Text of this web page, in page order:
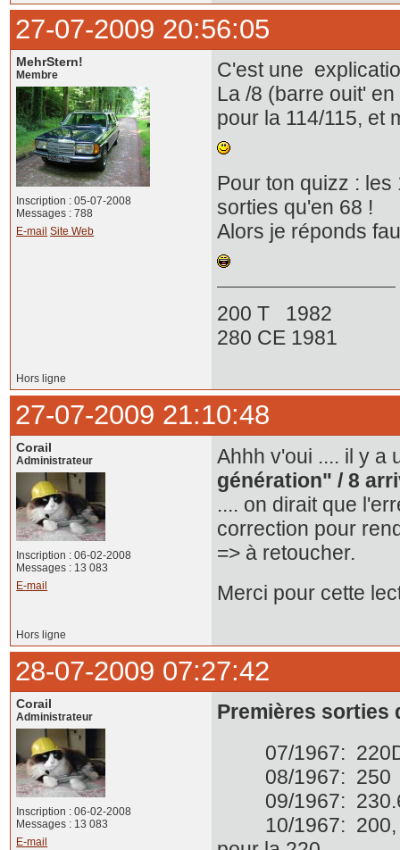
27-07-2009 20:56:05
MehrStern!
Membre
Inscription : 05-07-2008
Messages : 788
E-mail Site Web
C'est une
La /8 (barre ouit'
pour la 114/115, et
Pour ton quizz :
sorties qu'en 68 !
Alors je réponds
200 T 1982
280 CE 1981
Hors ligne
27-07-2009 21:10:48
Corail
Administrateur
Inscription : 06-02-2008
Messages : 13 083
E-mail
Ahhh v'oui .... il y a
génération" / 8
.... on dirait que
correction pour
=> à retoucher.
Merci pour cette
Hors ligne
28-07-2009 07:27:42
Corail
Administrateur
Inscription : 06-02-2008
Messages : 13 083
E-mail
Premières sorties
07/1967:
08/1967:
09/1967:
10/1967: 200,